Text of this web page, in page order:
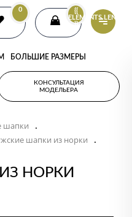
0
{{
ELEMENTS.LENGTH
}}
БОЛЬШИЕ РАЗМЕРЫ
КОНСУЛЬТАЦИЯ
МОДЕЛЬЕРА
шапки .
шапки из норки .
НОРКИ